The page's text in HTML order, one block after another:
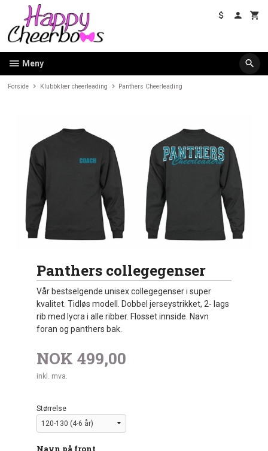
innholdet
Meny
Forside Klubbklær cheerleading Panthers Cheerleading
Panthers collegegenser
Vår bestselgende unisex collegegenser i super
kvalitet. Tidløs modell. Dobbel jerseystrikket, 2- lags
rib med lycra i alle ribber. Flosset innside. Navn
foran og panthers bak.
NOK 499,00
inkl. mva.
Størrelse
Navn på front